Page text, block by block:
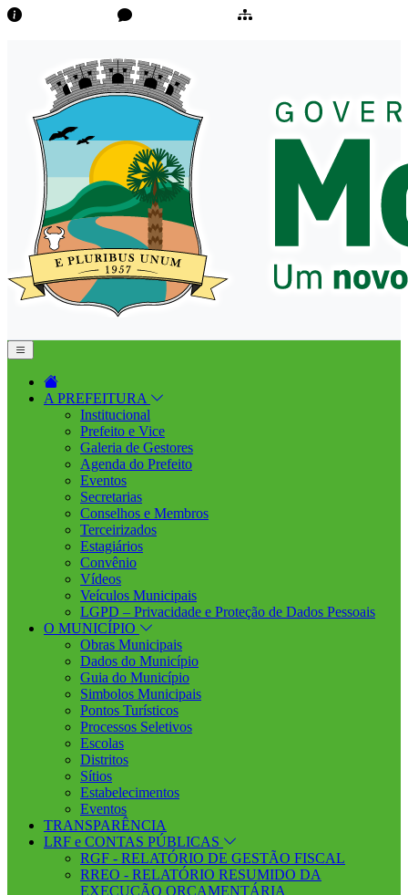
A PREFEITURA
Institucional
Prefeito e Vice
Galeria de Gestores
Agenda do Prefeito
Eventos
Secretarias
Conselhos e Membros
Terceirizados
Estagiários
Convênio
Vídeos
Veículos Municipais
LGPD – Privacidade e Proteção de Dados Pessoais
O MUNICÍPIO
Obras Municipais
Dados do Município
Guia do Município
Simbolos Municipais
Pontos Turísticos
Processos Seletivos
Escolas
Distritos
Sítios
Estabelecimentos
Eventos
TRANSPARÊNCIA
LRF e CONTAS PÚBLICAS
RGF - RELATÓRIO DE GESTÃO FISCAL
RREO - RELATÓRIO RESUMIDO DA
EXECUÇÃO ORÇAMENTÁRIA